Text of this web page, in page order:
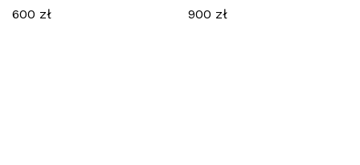
600 zł 900 zł